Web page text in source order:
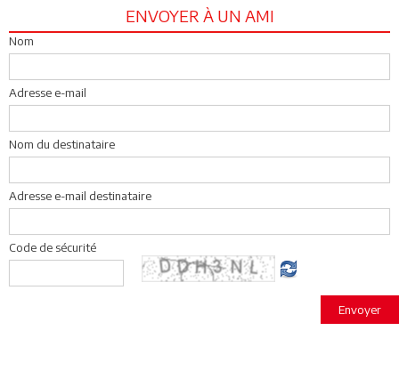
ENVOYER À UN AMI
Nom
Adresse e-mail
Nom du destinataire
Adresse e-mail destinataire
Code de sécurité
Envoyer